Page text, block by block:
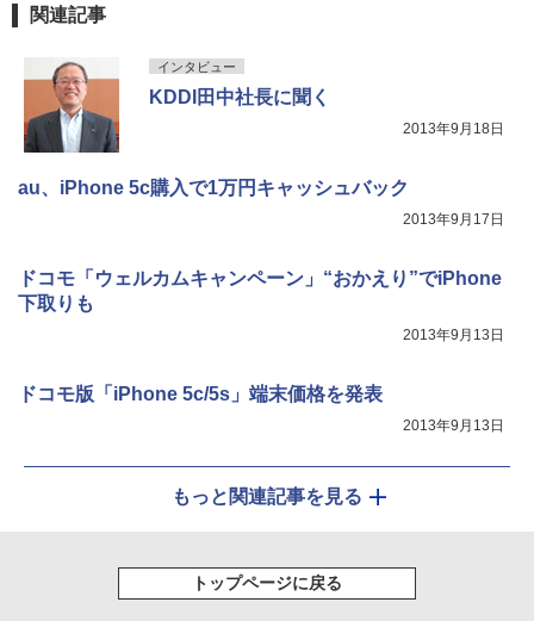
関連記事
インタビュー
KDDI田中社長に聞く
2013年9月18日
au、iPhone 5c購入で1万円キャッシュバック
2013年9月17日
ドコモ「ウェルカムキャンペーン」“おかえり”でiPhone
下取りも
2013年9月13日
ドコモ版「iPhone 5c/5s」端末価格を発表
2013年9月13日
もっと関連記事を見る
トップページに戻る